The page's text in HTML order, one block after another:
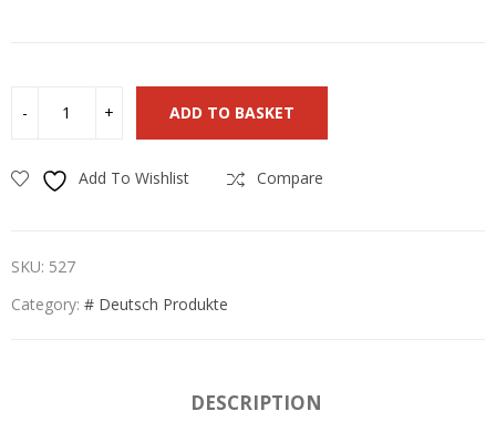
ADD TO BASKET
Add To Wishlist Compare
SKU: 527
Category: # Deutsch Produkte
DESCRIPTION